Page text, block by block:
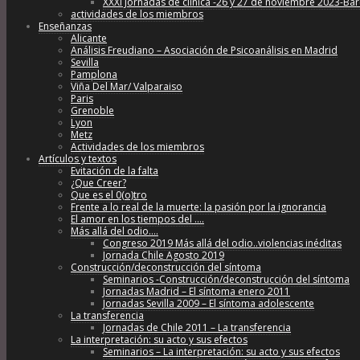
actividades de los miembros
Enseñanzas
Alicante
Análisis Freudiano – Asociación de Psicoanálisis en Madrid
Sevilla
Pamplona
Viña Del Mar/ Valparaiso
Paris
Grenoble
Lyon
Metz
Actividades de los miembros
Artículos y textos
Evitación de la falta
¿Que Creer?
Que es el 0(o)tro
Frente a lo real de la muerte: la pasión por la ignorancia
El amor en los tiempos del ….
Más allá del odio….
Congreso 2019 Más allá del odio..violencias inéditas
Jornada Chile Agosto 2019
Construcción/deconstrucción del síntoma
Seminarios -Construcción/deconstrucción del síntoma
Jornadas Madrid – El síntoma enero 2011
Jornadas Sevilla 2009 – El síntoma adolescente
La transferencia
Jornadas de Chile 2011 – La transferencia
La interpretación: su acto y sus efectos
Seminarios – La interpretación: su acto y sus efectos